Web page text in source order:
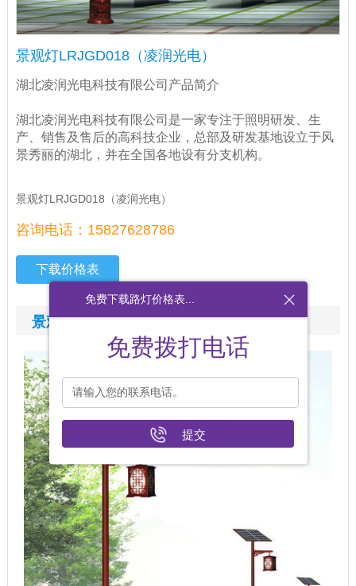
景观灯LRJGD018（凌润光电）
湖北凌润光电科技有限公司产品简介
湖北凌润光电科技有限公司是一家专注于照明研发、生
产、销售及售后的高科技企业，总部及研发基地设立于风
景秀丽的湖北，并在全国各地设有分支机构。
景观灯LRJGD018（凌润光电）
咨询电话：15827628786
下载价格表
景观灯LRJGD018（凌润光电）图文
免费下载路灯价格表...
免费拨打电话
提交